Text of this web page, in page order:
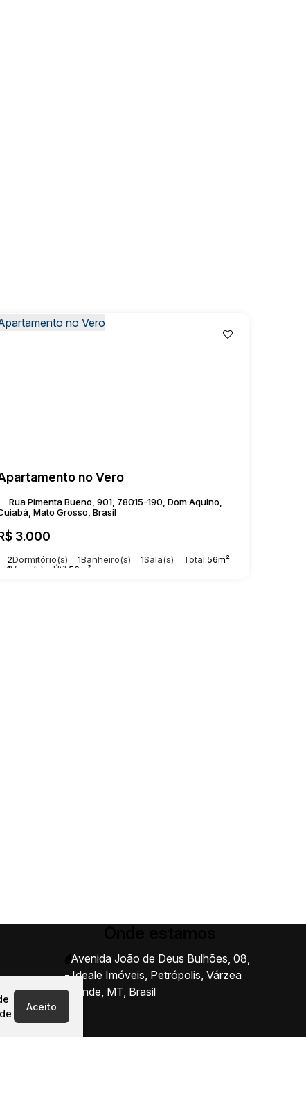
Aceito
no Vero
3.000
Rua Pimenta Bueno, 901, 78015-190, Dom Aquino,
Mato Grosso, Brasil
2Dormitório(s) 1Banheiro(s) 1Sala(s) Total:56m²
1Vaga(s) Útil: 56m²
Avenida João de Deus Bulhões, 08,
- Ideale Imóveis, Petrópolis, Várzea
Grande, MT, Brasil